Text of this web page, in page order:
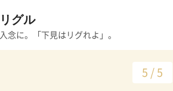
リグル
入念に。「下見はリグれよ」。
5 / 5